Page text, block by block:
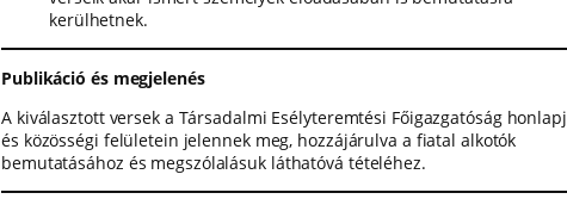
kerülhetnek.
Publikáció és megjelenés
A kiválasztott versek a Társadalmi Esélyteremtési Főigazgatóság
és közösségi felületein jelennek meg, hozzájárulva a fiatal alkotók
bemutatásához és megszólalásuk láthatóvá tételéhez.